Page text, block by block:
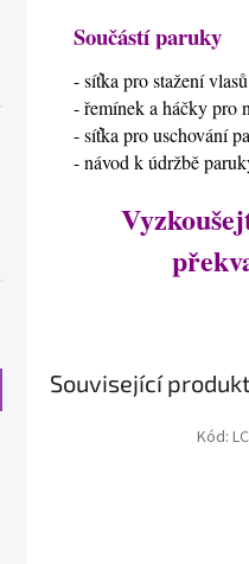
Související
Kód:
Součástí paruky
- síťka pro stažení
- řemínek a háčky pro
- síťka pro uschování
- návod k údržbě